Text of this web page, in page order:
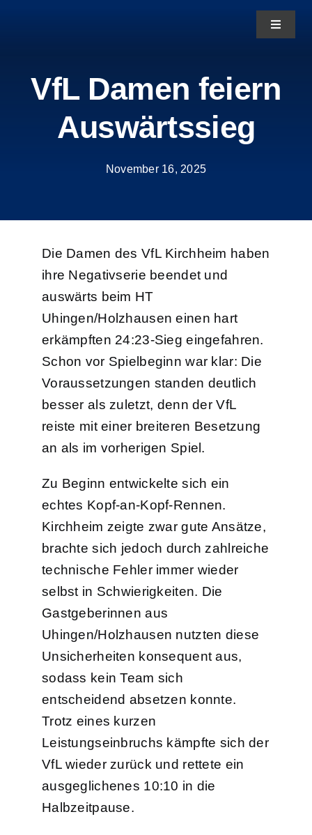
Toggle
News
Aktuelles
Teams
VfL Damen feiern
Auswärtssieg
November 16, 2025
Die Damen des VfL Kirchheim haben
ihre Negativserie beendet und
auswärts beim HT
Uhingen/Holzhausen einen hart
erkämpften 24:23-Sieg eingefahren.
Schon vor Spielbeginn war klar: Die
Voraussetzungen standen deutlich
besser als zuletzt, denn der VfL
reiste mit einer breiteren Besetzung
an als im vorherigen Spiel.
Zu Beginn entwickelte sich ein
echtes Kopf-an-Kopf-Rennen.
Kirchheim zeigte zwar gute Ansätze,
brachte sich jedoch durch zahlreiche
technische Fehler immer wieder
selbst in Schwierigkeiten. Die
Gastgeberinnen aus
Uhingen/Holzhausen nutzten diese
Unsicherheiten konsequent aus,
sodass kein Team sich
entscheidend absetzen konnte.
Trotz eines kurzen
Leistungseinbruchs kämpfte sich der
VfL wieder zurück und rettete ein
ausgeglichenes 10:10 in die
Halbzeitpause.